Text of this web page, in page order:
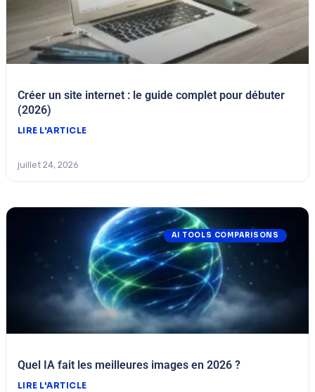
Créer un site internet : le guide complet pour débuter
(2026)
LIRE L'ARTICLE
juillet 24, 2026
AI TOOLS COMPARISONS
Quel IA fait les meilleures images en 2026 ?
LIRE L'ARTICLE